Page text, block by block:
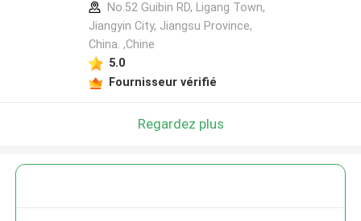
No.52 Guibin RD, Ligang Town,
Jiangyin City, Jiangsu Province,
China. ,Chine
5.0
Fournisseur vérifié
Regardez plus